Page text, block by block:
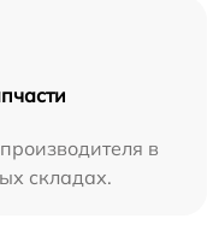
в
складах.